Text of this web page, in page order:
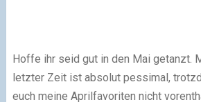
Hoffe ihr seid gut in den Mai getanzt.
letzter Zeit ist absolut pessimal,
euch meine Aprilfavoriten nicht